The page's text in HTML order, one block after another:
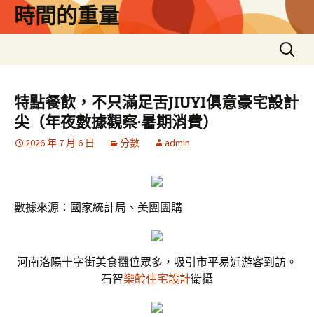
時間的重量
搜
尋
鍵
字:
特點餐飲，不只滿足舌JIUYI俱意豪宅設計
尖（年夜數據觀察·暑期消費）
2026 年 7 月 6 日 分數 admin
數據來源：國家統計局、美團團購
河南洛陽十字街美食攤位眾多，吸引市平易近游客到訪。
石智樂齡住宅設計衛攝